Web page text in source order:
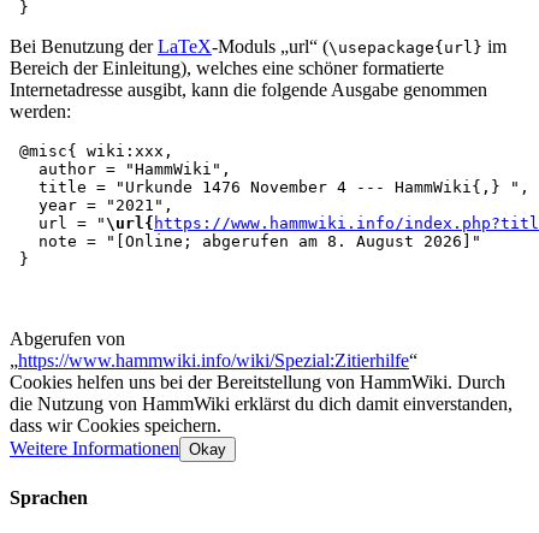
Bei Benutzung derLaTeX-Moduls „url“ (\usepackage{url} im
Bereich der Einleitung), welches eine schöner formatierte
Internetadresse ausgibt, kann die folgende Ausgabe genommen
werden:
@misc{ wiki:xxx,
   author = "HammWiki",
   title = "Urkunde 1476 November 4 --- HammWiki{,} ",
   year = "2021",
   url = "
\url{ https://www.hammwiki.info/
   note = "[Online; abgerufen am 8. August 2026]"
Abgerufen von
„https://www.hammwiki.info/wiki/Spezial:Zitierhilfe“
Cookies helfen uns bei der Bereitstellung von HammWiki. Durch
die Nutzung von HammWiki erklärst du dich damit einverstanden,
dass wir Cookies speichern.
Weitere Informationen Okay
Sprachen